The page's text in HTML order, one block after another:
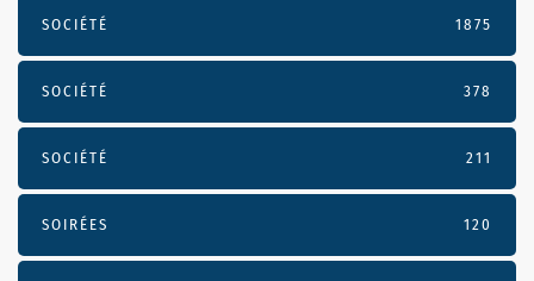
SOCIÉTÉ 1875
SOCIÉTÉ 378
SOCIÉTÉ 211
SOIRÉES 120